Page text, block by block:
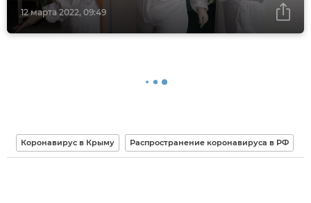
12 марта 2022, 09:49
Коронавирус в Крыму Распространение коронавируса в РФ